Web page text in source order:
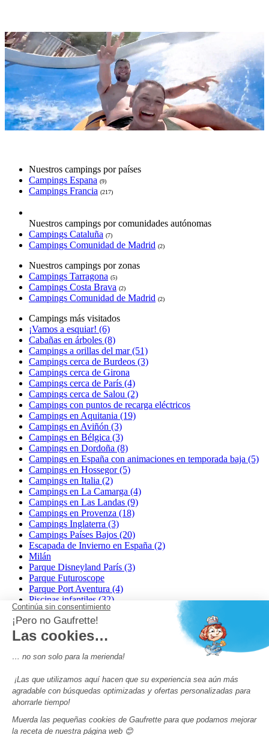
Nuestros campings por países
Campings Espana (9)
Campings Francia (217)
Nuestros campings por comunidades autónomas
Campings Cataluña (7)
Campings Comunidad de Madrid (2)
Nuestros campings por zonas
Campings Tarragona (5)
Campings Costa Brava (2)
Campings Comunidad de Madrid (2)
Campings más visitados
¡Vamos a esquiar! (6)
Cabañas en árboles (8)
Campings a orillas del mar (51)
Campings cerca de Burdeos (3)
Campings cerca de Girona
Campings cerca de París (4)
Campings cerca de Salou (2)
Campings con puntos de recarga eléctricos
Campings en Aquitania (19)
Campings en Aviñón (3)
Campings en Bélgica (3)
Campings en Dordoña (8)
Campings en España con animaciones en temporada baja (5)
Campings en Hossegor (5)
Campings en Italia (2)
Campings en La Camarga (4)
Campings en Las Landas (9)
Campings en Provenza (18)
Campings Inglaterra (3)
Campings Países Bajos (20)
Escapada de Invierno en España (2)
Milán
Parque Disneyland París (3)
Parque Futuroscope
Parque Port Aventura (4)
Piscinas infantiles (32)
Pumptrack (24)
Puy du Fou (2)
Roma
Semana Santa (17)
tripadvisor Traveler’s Choice 2026 (43)
Campings de 4 estrellas en Francia
campings niños Francia
Los camping con piscinas en Francia
Camping Barcelona
Camping Murcia